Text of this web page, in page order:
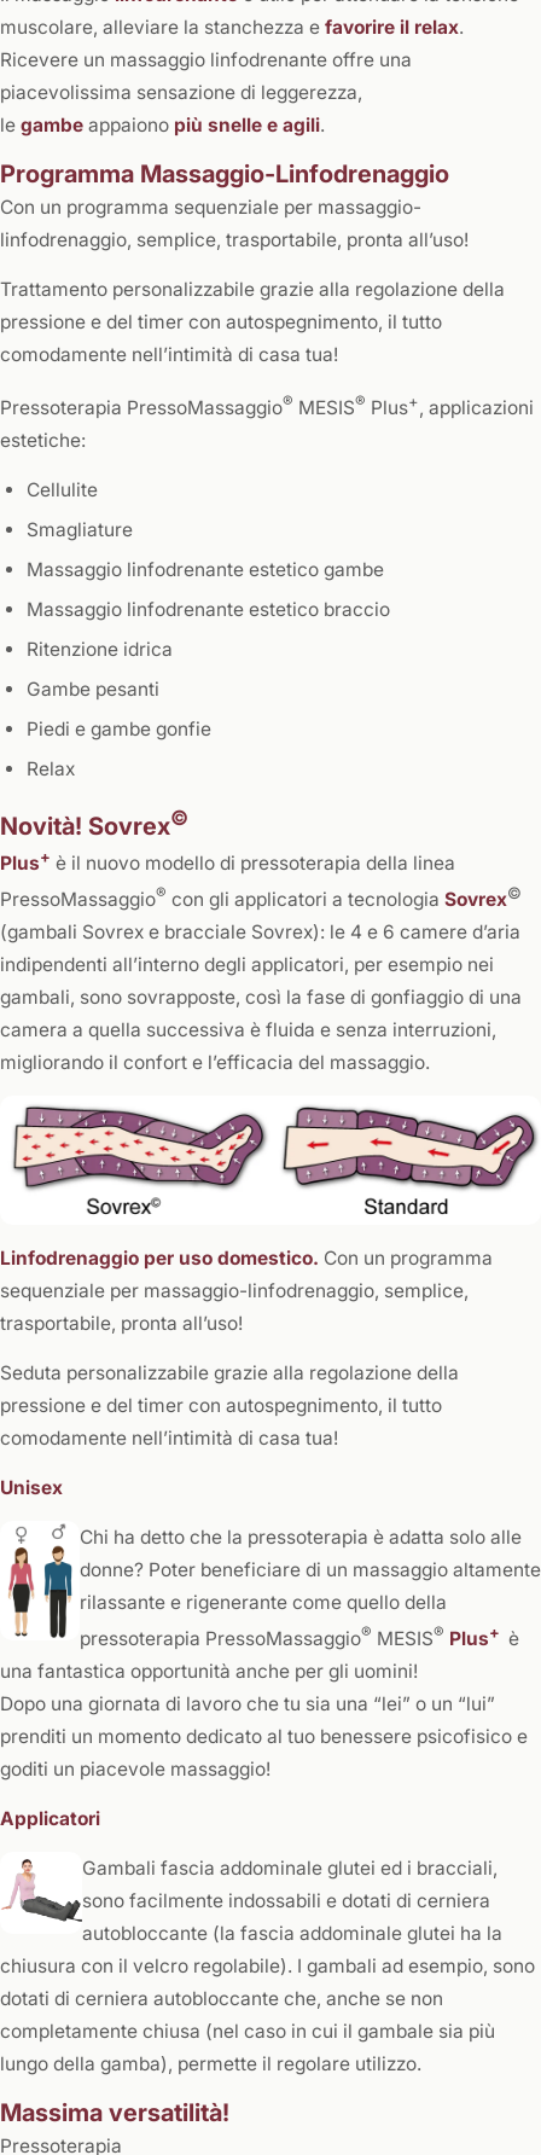
muscolare, alleviare la stanchezza e favorire il relax.
Ricevere un massaggio linfodrenante offre una
piacevolissima sensazione di leggerezza,
le gambe appaiono più snelle e agili.
Programma Massaggio-Linfodrenaggio
Con un programma sequenziale per massaggio-
linfodrenaggio, semplice, trasportabile, pronta all’uso!
Trattamento personalizzabile grazie alla regolazione della
pressione e del timer con autospegnimento, il tutto
comodamente nell’intimità di casa tua!
Pressoterapia PressoMassaggio® MESIS® Plus+, applicazioni
estetiche:
Cellulite
Smagliature
Massaggio linfodrenante estetico gambe
Massaggio linfodrenante estetico braccio
Ritenzione idrica
Gambe pesanti
Piedi e gambe gonfie
Relax
Novità! Sovrex©
Plus+ è il nuovo modello di pressoterapia della linea
PressoMassaggio® con gli applicatori a tecnologia Sovrex©
(gambali Sovrex e bracciale Sovrex): le 4 e 6 camere d’aria
indipendenti all’interno degli applicatori, per esempio nei
gambali, sono sovrapposte, così la fase di gonfiaggio di una
camera a quella successiva è fluida e senza interruzioni,
migliorando il confort e l’efficacia del massaggio.
Linfodrenaggio per uso domestico. Con un programma
sequenziale per massaggio-linfodrenaggio, semplice,
trasportabile, pronta all’uso!
Seduta personalizzabile grazie alla regolazione della
pressione e del timer con autospegnimento, il tutto
comodamente nell’intimità di casa tua!
Unisex
Chi ha detto che la pressoterapia è adatta solo alle
donne? Poter beneficiare di un massaggio altamente
rilassante e rigenerante come quello della
pressoterapia PressoMassaggio® MESIS® Plus+ è
una fantastica opportunità anche per gli uomini!
Dopo una giornata di lavoro che tu sia una “lei” o un “lui”
prenditi un momento dedicato al tuo benessere psicofisico e
goditi un piacevole massaggio!
Applicatori
Gambali fascia addominale glutei ed i bracciali,
sono facilmente indossabili e dotati di cerniera
autobloccante (la fascia addominale glutei ha la
chiusura con il velcro regolabile). I gambali ad esempio, sono
dotati di cerniera autobloccante che, anche se non
completamente chiusa (nel caso in cui il gambale sia più
lungo della gamba), permette il regolare utilizzo.
Massima versatilità!
Pressoterapia